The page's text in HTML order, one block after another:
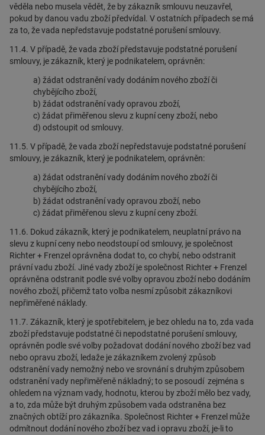
věděla nebo musela vědět, že by zákazník smlouvu neuzavřel,
pokud by danou vadu zboží předvídal. V ostatních případech se má
za to, že vada nepředstavuje podstatné porušení smlouvy.
11.4. V případě, že vada zboží představuje podstatné porušení
smlouvy, je zákazník, který je podnikatelem, oprávněn:
a) žádat odstranění vady dodáním nového zboží či
chybějícího zboží,
b) žádat odstranění vady opravou zboží,
c) žádat přiměřenou slevu z kupní ceny zboží, nebo
d) odstoupit od smlouvy.
11.5. V případě, že vada zboží nepředstavuje podstatné porušení
smlouvy, je zákazník, který je podnikatelem, oprávněn:
a) žádat odstranění vady dodáním nového zboží či
chybějícího zboží,
b) žádat odstranění vady opravou zboží, nebo
c) žádat přiměřenou slevu z kupní ceny zboží.
11.6. Dokud zákazník, který je podnikatelem, neuplatní právo na
slevu z kupní ceny nebo neodstoupí od smlouvy, je společnost
Richter + Frenzel oprávněna dodat to, co chybí, nebo odstranit
právní vadu zboží. Jiné vady zboží je společnost Richter + Frenzel
oprávněna odstranit podle své volby opravou zboží nebo dodáním
nového zboží, přičemž tato volba nesmí způsobit zákazníkovi
nepřiměřené náklady.
11.7. Zákazník, který je spotřebitelem, je bez ohledu na to, zda vada
zboží představuje podstatné či nepodstatné porušení smlouvy,
oprávněn podle své volby požadovat dodání nového zboží bez vad
nebo opravu zboží, ledaže je zákazníkem zvolený způsob
odstranění vady nemožný nebo ve srovnání s druhým způsobem
odstranění vady nepřiměřeně nákladný; to se posoudí zejména s
ohledem na význam vady, hodnotu, kterou by zboží mělo bez vady,
a to, zda může být druhým způsobem vada odstraněna bez
značných obtíží pro zákazníka. Společnost Richter + Frenzel může
odmítnout dodání nového zboží bez vad i opravu zboží, je-li to